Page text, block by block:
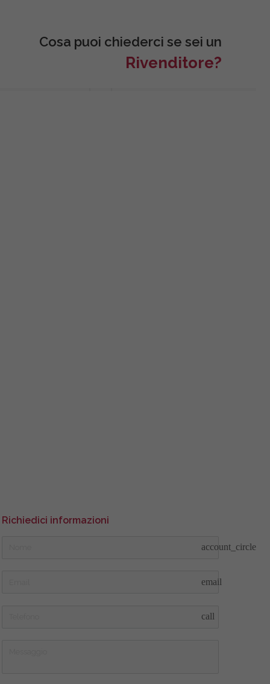
Cosa puoi chiederci se sei un
Rivenditore?
Richiedici informazioni
account_circle
email
call